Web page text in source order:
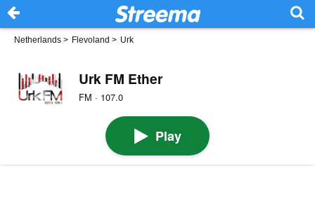
Netherlands > Flevoland > Urk
Urk FM Ether
FM · 107.0
Play